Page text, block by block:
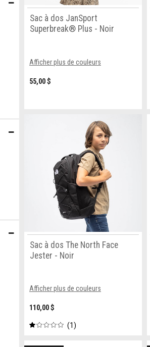
Sac à dos JanSport
Superbreak® Plus - Noir
Afficher plus de couleurs
55,00 $
Sac à dos The North Face
Jester - Noir
Afficher plus de couleurs
110,00 $
1